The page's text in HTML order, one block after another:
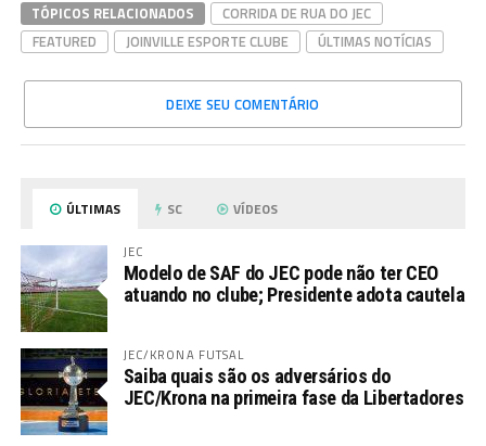
TÓPICOS RELACIONADOS
CORRIDA DE RUA DO JEC
FEATURED
JOINVILLE ESPORTE CLUBE ÚLTIMAS NOTÍCIAS
DEIXE SEU COMENTÁRIO
ÚLTIMAS SC VÍDEOS
JEC
Modelo de SAF do JEC pode não ter CEO
atuando no clube; Presidente adota cautela
JEC/KRONA FUTSAL
Saiba quais são os adversários do
JEC/Krona na primeira fase da Libertadores